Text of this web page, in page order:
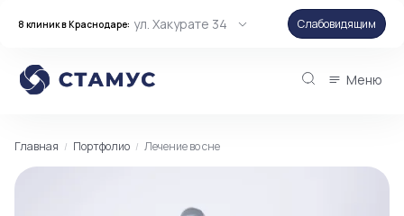
8 клиник в Краснодаре: ул. Хакурате 34 Слабовидящим
Меню
Главная Портфолио Лечение во сне